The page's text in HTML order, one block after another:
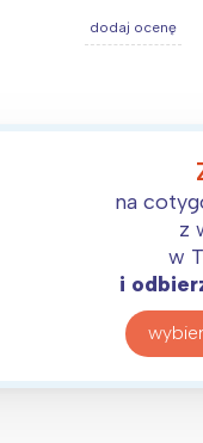
dodaj ocenę
na
z
w
i
Wybieram